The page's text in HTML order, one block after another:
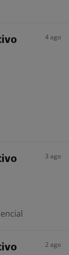
4 ago
3 ago
2 ago